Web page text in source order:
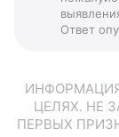
Ответ
ЦЕЛЯХ. НЕ
ПЕРВЫХ